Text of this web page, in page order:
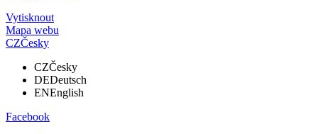
Vytisknout
Mapa webu
CZČesky
CZČesky
DEDeutsch
ENEnglish
Facebook